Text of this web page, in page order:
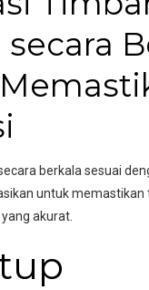
berkala sesuai
untuk memastikan
akurat.